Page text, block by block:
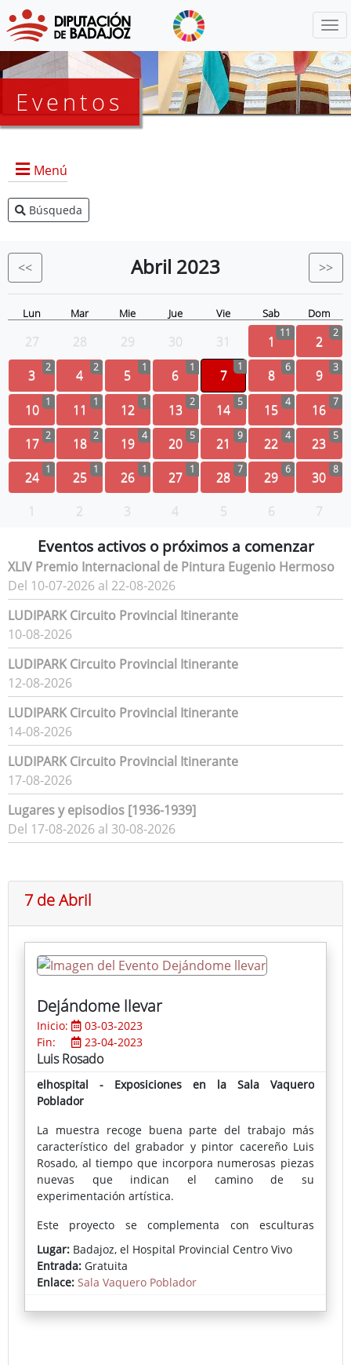
Eventos
Menú
Agenda Presidencia
Eventos
Búsqueda
<< Abril 2023 >>
Lun Mar Mie Jue Vie Sab Dom
27 28 29 30 31 1 11 2 2
3 2 4 2 5 1 6 1 7
1
8 6 9 3
10 1 11 1 12 1 13 2 14 5 15 4 16 7
17 2 18 2 19 4 20 5 21 9 22 4 23 5
24 1 25 1 26 1 27 1 28 7 29 6 30 8
1 2 3 4 5 6 7
Eventos activos o próximos a comenzar
XLIV Premio Internacional de Pintura Eugenio Hermoso
Del 10-07-2026 al 22-08-2026
LUDIPARK Circuito Provincial Itinerante
10-08-2026
LUDIPARK Circuito Provincial Itinerante
12-08-2026
LUDIPARK Circuito Provincial Itinerante
14-08-2026
LUDIPARK Circuito Provincial Itinerante
17-08-2026
Lugares y episodios [1936-1939]
Del 17-08-2026 al 30-08-2026
7 de Abril
Dejándome llevar
Inicio:
03-03-2023
Fin:
23-04-2023
Luis Rosado
elhospital - Exposiciones en la Sala Vaquero
Poblador
La muestra recoge buena parte del trabajo más
característico del grabador y pintor cacereño Luis
Rosado, al tiempo que incorpora numerosas piezas
nuevas que indican el camino de su
experimentación artística.
Este proyecto se complementa con esculturas
minimalistas de hierro, eclécticas, contrarrestando
el impacto visual de las pinturas-objeto, aportando
serenidad al conjunto artístico y transmitiendo al
espectador una sensación de equilibrio.
Lugar: Badajoz, el Hospital Provincial Centro Vivo
Entrada: Gratuita
Enlace: Sala Vaquero Poblador